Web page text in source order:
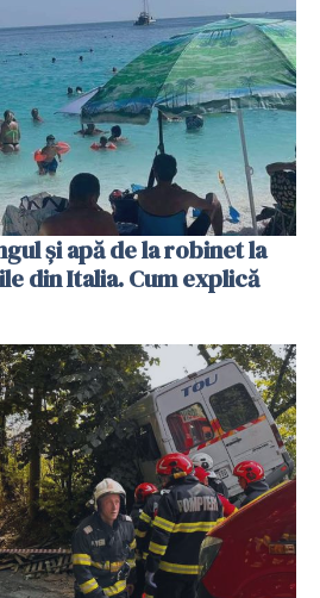
și apă de la robinet la
din Italia. Cum explică